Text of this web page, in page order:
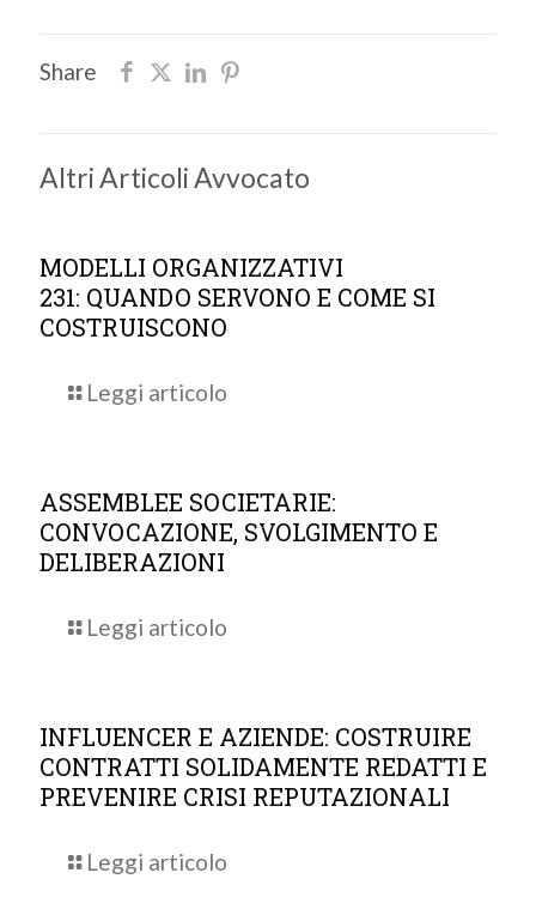
Share
Altri Articoli Avvocato
MODELLI ORGANIZZATIVI
231: QUANDO SERVONO E COME SI
COSTRUISCONO
Leggi articolo
ASSEMBLEE SOCIETARIE:
CONVOCAZIONE, SVOLGIMENTO E
DELIBERAZIONI
Leggi articolo
INFLUENCER E AZIENDE: COSTRUIRE
CONTRATTI SOLIDAMENTE REDATTI E
PREVENIRE CRISI REPUTAZIONALI
Leggi articolo